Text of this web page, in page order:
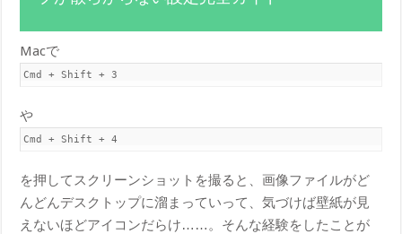
Macで
Cmd + Shift + 3
や
Cmd + Shift + 4
を押してスクリーンショットを撮ると、画像ファイルがど
んどんデスクトップに溜まっていって、気づけば壁紙が見
えないほどアイコンだらけ……。そんな経験をしたことが